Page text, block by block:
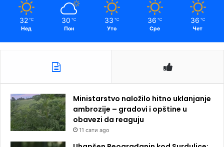
32 ℃
Нед
30 ℃
Пон
33 ℃
Уто
36 ℃
Сре
36 ℃
Чет
Ministarstvo naložilo hitno uklanjanje
ambrozije – gradovi i opštine u
obavezi da reaguju
11 сати ago